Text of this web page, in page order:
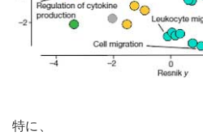
特に、